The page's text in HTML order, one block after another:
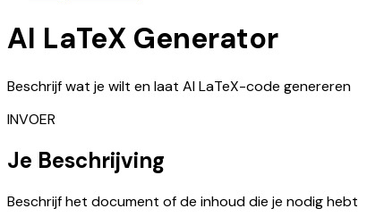
AI LaTeX Generator
Beschrijf wat je wilt en laat AI LaTeX-code genereren
INVOER
Je Beschrijving
Beschrijf het document of de inhoud die je nodig hebt